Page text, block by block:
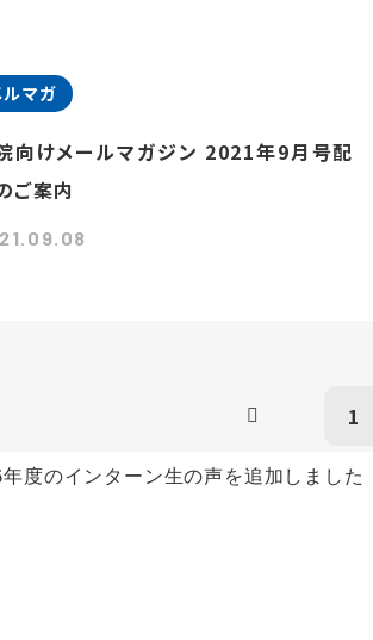
ルマガ
向けメールマガジン 2021年9月号配
ご案内
1